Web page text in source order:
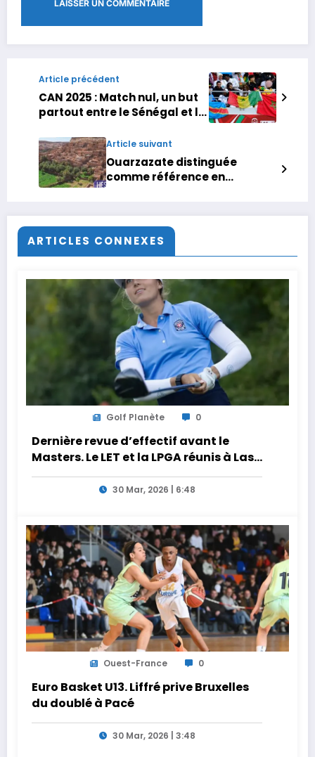
Article précédent
CAN 2025 : Match nul, un but
partout entre le Sénégal et la
Article suivant
Ouarzazate distinguée
comme référence en
ARTICLES CONNEXES
Golf Planète 0
Dernière revue d’effectif avant le
Masters. Le LET et la LPGA réunis à Las
Vegas au programme de la semaine
30 Mar, 2026 | 6:48
Ouest-France 0
Euro Basket U13. Liffré prive Bruxelles
du doublé à Pacé
30 Mar, 2026 | 3:48